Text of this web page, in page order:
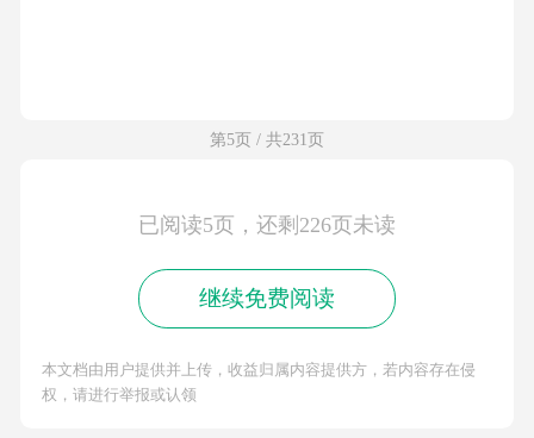
第5页 / 共231页
已阅读5页，还剩226页未读
继续免费阅读
本文档由用户提供并上传，收益归属内容提供方，若内容存在侵
权，请进行举报或认领